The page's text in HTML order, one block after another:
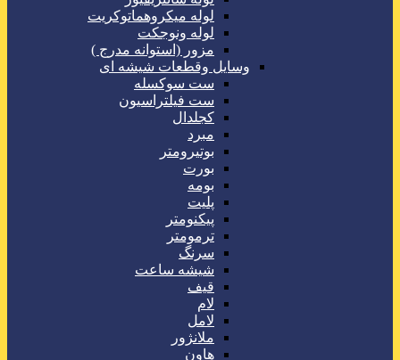
لوله میکروهماتوکریت
لوله ونوجکت
مزور (استوانه مدرج )
وسایل وقطعات شیشه ای
ست سوکسله
ست فیلتراسیون
کجلدال
مبرد
بوتیرومتر
بورت
بومه
پلیت
پیکنومتر
ترمومتر
سرنگ
شیشه ساعت
قیف
لام
لامل
ملانژور
هاون